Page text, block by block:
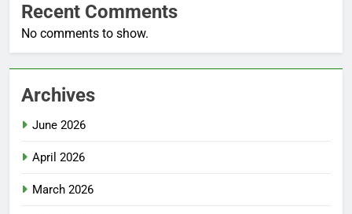
Recent Comments
No comments to show.
Archives
June 2026
April 2026
March 2026